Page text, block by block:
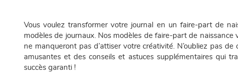
Vous voulez transformer votre journal en un faire-part de
modèles de journaux. Nos modèles de faire-part de
ne manqueront pas d’attiser votre créativité. N’oubliez pas de
amusantes et des conseils et astuces supplémentaires qui
succès garanti !